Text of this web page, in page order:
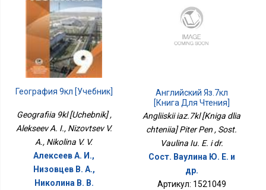
География 9кл [Учебник]
Geografiia 9kl [Uchebnik] ,
Alekseev A. I., Nizovtsev V.
A., Nikolina V. V.
Алексеев А. И.,
Низовцев В. А.,
Николина В. В.
Английский Яз.7кл
[Книга Для Чтения]
Питер Пэн
Angliiskii iaz.7kl [Kniga dlia
chteniia] Piter Pen , Sost.
Vaulina Iu. E. i dr.
Сост. Ваулина Ю. Е. и
др.
Артикул: 1521049